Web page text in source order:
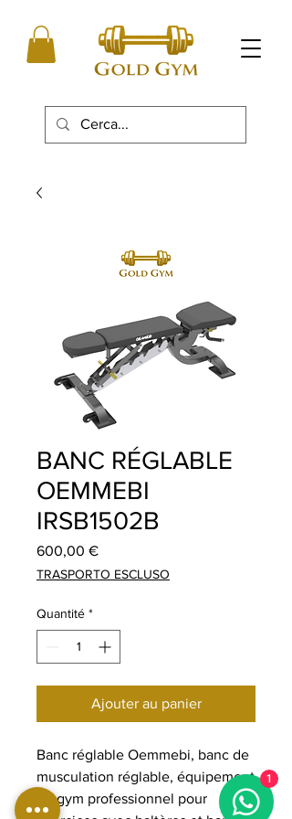
BANC RÉGLABLE
OEMMEBI
IRSB1502B
600,00 €Prix
TRASPORTO ESCLUSO
Quantité *
Ajouter au panier
Banc réglable Oemmebi, banc de
musculation réglable, équipement
de gym professionnel pour
1